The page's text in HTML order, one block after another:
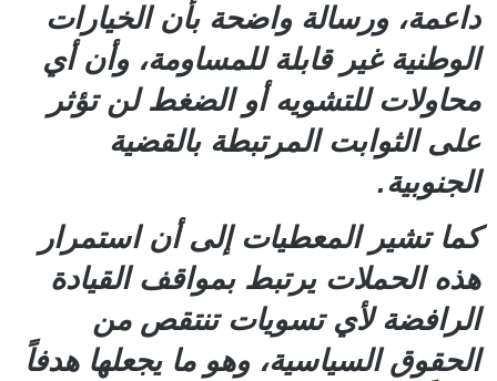
داعمة، ورسالة واضحة بأن الخيارات
الوطنية غير قابلة للمساومة، وأن أي
محاولات للتشويه أو الضغط لن تؤثر
على الثوابت المرتبطة بالقضية
الجنوبية.
كما تشير المعطيات إلى أن استمرار
هذه الحملات يرتبط بمواقف القيادة
الرافضة لأي تسويات تنتقص من
الحقوق السياسية، وهو ما يجعلها هدفاً